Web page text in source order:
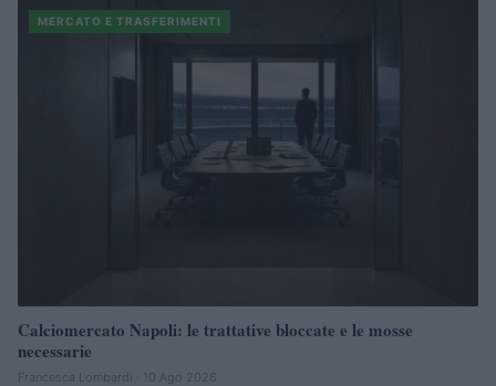
MERCATO E TRASFERIMENTI
Calciomercato Napoli: le trattative bloccate e le mosse
necessarie
Francesca Lombardi · 10 Ago 2026